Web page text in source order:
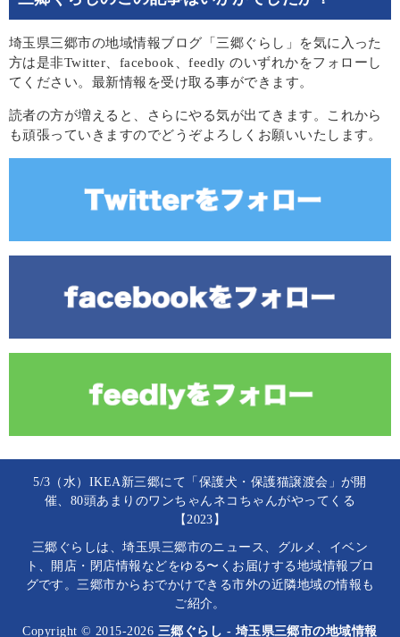
埼玉県三郷市の地域情報ブログ「三郷ぐらし」を気に入った
方は是非Twitter、facebook、feedly のいずれかをフォローし
てください。最新情報を受け取る事ができます。
読者の方が増えると、さらにやる気が出てきます。これから
も頑張っていきますのでどうぞよろしくお願いいたします。
5/3（水）IKEA新三郷にて「保護犬・保護猫譲渡会」が開
催、80頭あまりのワンちゃんネコちゃんがやってくる
【2023】
三郷ぐらしは、埼玉県三郷市のニュース、グルメ、イベン
ト、開店・閉店情報などをゆる〜くお届けする地域情報ブロ
グです。三郷市からおでかけできる市外の近隣地域の情報も
ご紹介。
Copyright © 2015-2026 三郷ぐらし - 埼玉県三郷市の地域情報